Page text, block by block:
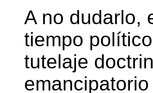
A no dudarlo,
tiempo
tutelaje